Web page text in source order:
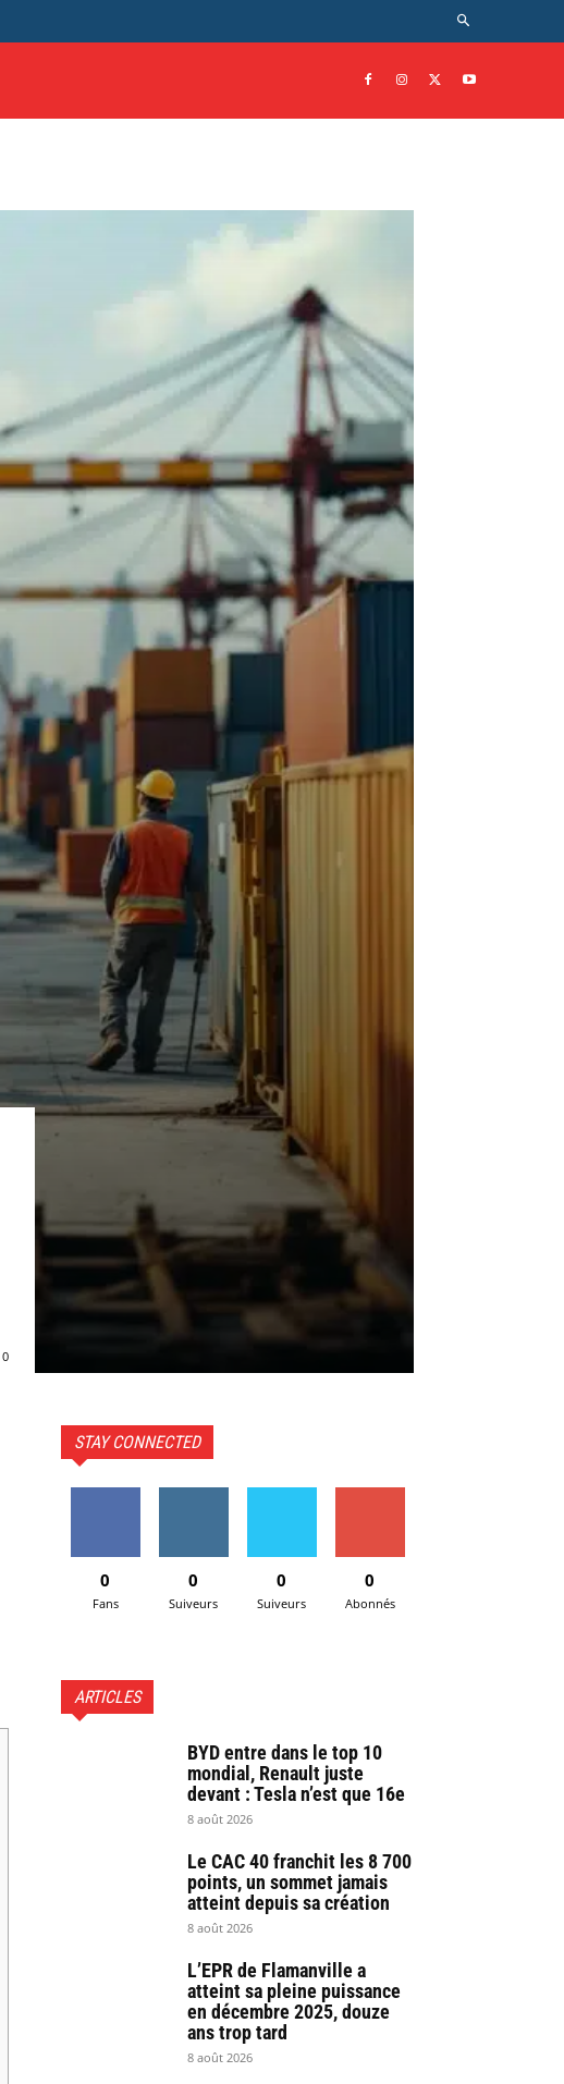
0
STAY CONNECTED
0
Fans
0
Suiveurs
0
Suiveurs
0
Abonnés
ARTICLES
BYD entre dans le top 10
mondial, Renault juste
devant : Tesla n’est que 16e
8 août 2026
Le CAC 40 franchit les 8 700
points, un sommet jamais
atteint depuis sa création
8 août 2026
L’EPR de Flamanville a
atteint sa pleine puissance
en décembre 2025, douze
ans trop tard
8 août 2026